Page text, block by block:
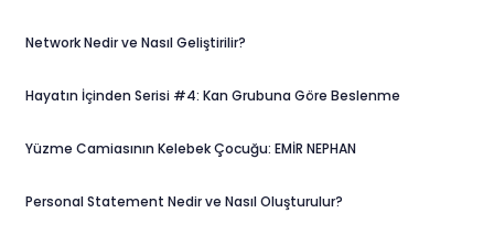
Network Nedir ve Nasıl Geliştirilir?
Hayatın İçinden Serisi #4: Kan Grubuna Göre Beslenme
Yüzme Camiasının Kelebek Çocuğu: EMİR NEPHAN
Personal Statement Nedir ve Nasıl Oluşturulur?